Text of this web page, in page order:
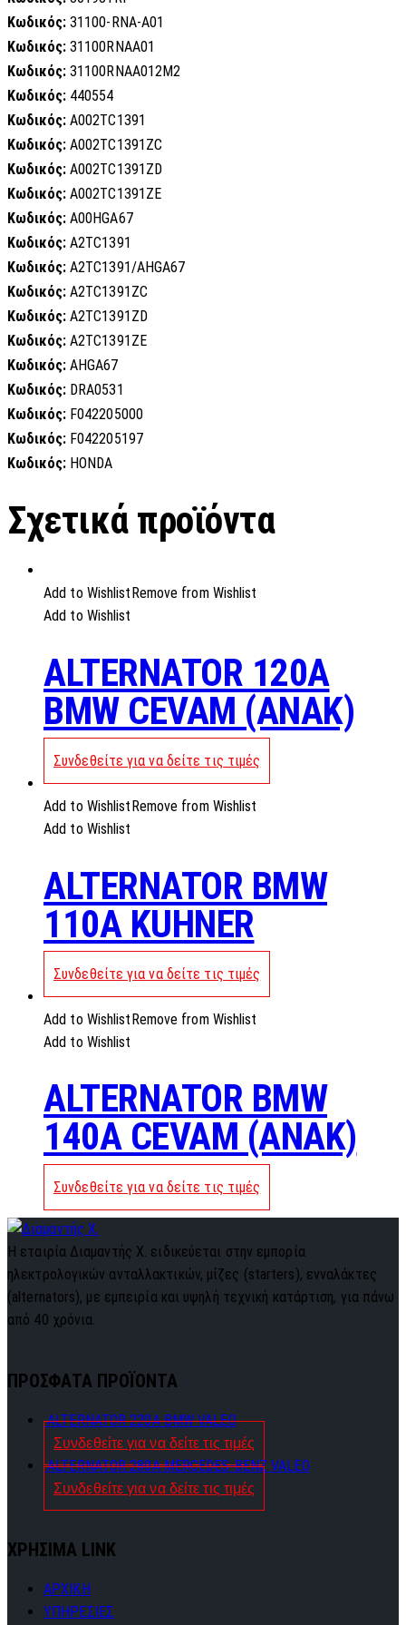
Κωδικός: 31100-RNA-A01
Κωδικός: 31100RNAA01
Κωδικός: 31100RNAA012M2
Κωδικός: 440554
Κωδικός: A002TC1391
Κωδικός: A002TC1391ZC
Κωδικός: A002TC1391ZD
Κωδικός: A002TC1391ZE
Κωδικός: A00HGA67
Κωδικός: A2TC1391
Κωδικός: A2TC1391/AHGA67
Κωδικός: A2TC1391ZC
Κωδικός: A2TC1391ZD
Κωδικός: A2TC1391ZE
Κωδικός: AHGA67
Κωδικός: DRA0531
Κωδικός: F042205000
Κωδικός: F042205197
Κωδικός: HONDA
Σχετικά προϊόντα
Add to Wishlist Remove from Wishlist
Add to Wishlist
ALTERNATOR 120A
BMW CEVAM (ANAK)
Συνδεθείτε για να δείτε τις τιμές
Add to Wishlist Remove from Wishlist
Add to Wishlist
ALTERNATOR BMW
110A KUHNER
Συνδεθείτε για να δείτε τις τιμές
Add to Wishlist Remove from Wishlist
Add to Wishlist
ALTERNATOR BMW
140A CEVAM (ANAK)
Συνδεθείτε για να δείτε τις τιμές
Η εταιρία Διαμαντής Χ. ειδικεύεται στην εμπορία
ηλεκτρολογικών ανταλλακτικών, μίζες (starters), ενναλάκτες
(alternators), με εμπειρία και υψηλή τεχνική κατάρτιση, για πάνω
από 40 χρόνια.
ΠΡΟΣΦΑΤΑ ΠΡΟΪΟΝΤΑ
ALTERNATOR 220A BMW VALEO
Συνδεθείτε για να δείτε τις τιμές
ALTERNATOR 280A MERCEDES-BENZ VALEO
Συνδεθείτε για να δείτε τις τιμές
ΧΡΗΣΙΜΑ LINK
ΑΡΧΙΚΗ
ΥΠΗΡΕΣΙΕΣ